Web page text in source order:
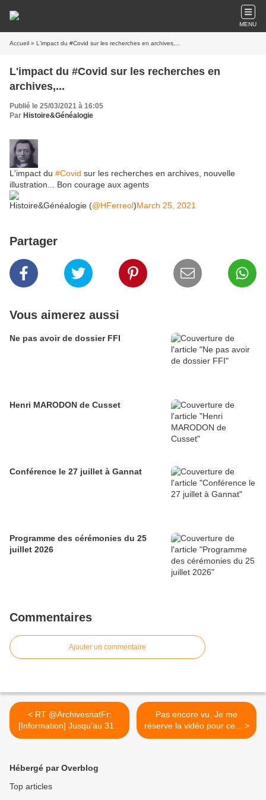
MENU
Accueil » L'impact du #Covid sur les recherches en archives,...
L'impact du #Covid sur les recherches en
archives,...
Publié le 25/03/2021 à 16:05
Par Histoire&Généalogie
L'impact du #Covid sur les recherches en archives, nouvelle
illustration... Bon courage aux agents
Histoire&Généalogie (@HFerreol)March 25, 2021
Partager
Vous aimerez aussi
Ne pas avoir de dossier FFI
Henri MARODON de Cusset
Conférence le 27 juillet à Gannat
Programme des cérémonies du 25
juillet 2026
Commentaires
Ajouter un commentaire
< RT @ArchivesnatFr:
[Information] Jusqu’au 31...
Pas encore vu. Je me
réserve la vidéo pour ce... >
Hébergé par Overblog
Top articles